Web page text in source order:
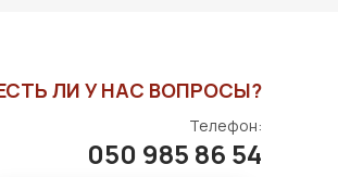
ЛИ У НАС ВОПРОСЫ?
Телефон:
050 985 86 54